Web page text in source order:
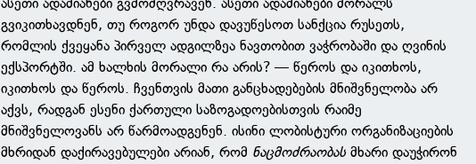
გვიკითხავდნენ, თუ როგორ უნდა დავუწესოთ სანქცია რუსეთს,
რომლის ქვეყანა პირველ ადგილზეა ნავთობით ვაჭრობაში და ღვინის
ექსპორტში. ამ ხალხის მორალი რა არის? — წეროს და იკითხოს,
იკითხოს და წეროს. ჩვენთვის მათი განცხადებების მნიშვნელობა არ
აქვს, რადგან ესენი ქართული საზოგადოებისთვის რაიმე
მნიშვნელოვანს არ წარმოადგენენ. ისინი ლობისტური ორგანიზაციების
მხრიდან დაქირავებულები არიან, რომ ნაცმოძრაობასმხარი დაუჭირონ